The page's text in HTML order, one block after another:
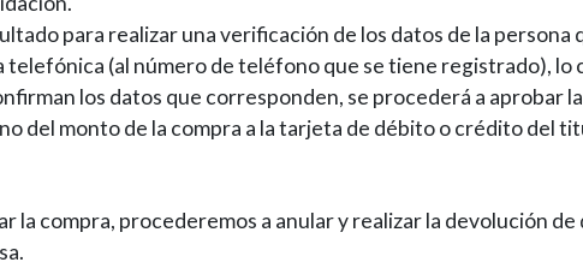
para realizar una verificación de los datos de la persona
telefónica (al número de teléfono que se tiene registrado), lo
los datos que corresponden, se procederá a aprobar
del monto de la compra a la tarjeta de débito o crédito del
la compra, procederemos a anular y realizar la devolución